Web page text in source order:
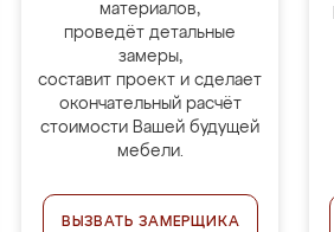
материалов,
проведёт детальные
замеры,
составит проект и сделает
окончательный расчёт
стоимости Вашей будущей
мебели.
ВЫЗВАТЬ ЗАМЕРЩИКА